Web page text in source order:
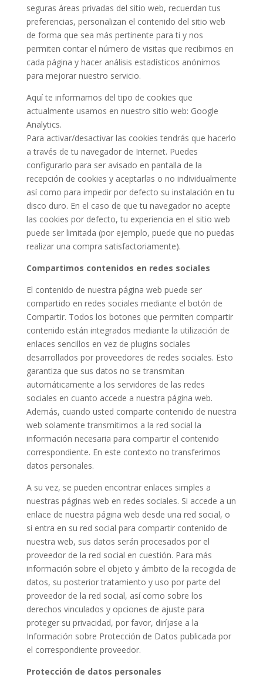
seguras áreas privadas del sitio web, recuerdan tus
preferencias, personalizan el contenido del sitio web
de forma que sea más pertinente para ti y nos
permiten contar el número de visitas que recibimos en
cada página y hacer análisis estadísticos anónimos
para mejorar nuestro servicio.
Aquí te informamos del tipo de cookies que
actualmente usamos en nuestro sitio web: Google
Analytics.
Para activar/desactivar las cookies tendrás que hacerlo
a través de tu navegador de Internet. Puedes
configurarlo para ser avisado en pantalla de la
recepción de cookies y aceptarlas o no individualmente
así­ como para impedir por defecto su instalación en tu
disco duro. En el caso de que tu navegador no acepte
las cookies por defecto, tu experiencia en el sitio web
puede ser limitada (por ejemplo, puede que no puedas
realizar una compra satisfactoriamente).
Compartimos contenidos en redes sociales
El contenido de nuestra página web puede ser
compartido en redes sociales mediante el botón de
Compartir. Todos los botones que permiten compartir
contenido están integrados mediante la utilización de
enlaces sencillos en vez de plugins sociales
desarrollados por proveedores de redes sociales. Esto
garantiza que sus datos no se transmitan
automáticamente a los servidores de las redes
sociales en cuanto accede a nuestra página web.
Además, cuando usted comparte contenido de nuestra
web solamente transmitimos a la red social la
información necesaria para compartir el contenido
correspondiente. En este contexto no transferimos
datos personales.
A su vez, se pueden encontrar enlaces simples a
nuestras páginas web en redes sociales. Si accede a un
enlace de nuestra página web desde una red social, o
si entra en su red social para compartir contenido de
nuestra web, sus datos serán procesados por el
proveedor de la red social en cuestión. Para más
información sobre el objeto y ámbito de la recogida de
datos, su posterior tratamiento y uso por parte del
proveedor de la red social, así como sobre los
derechos vinculados y opciones de ajuste para
proteger su privacidad, por favor, diríjase a la
Información sobre Protección de Datos publicada por
el correspondiente proveedor.
Protección de datos personales